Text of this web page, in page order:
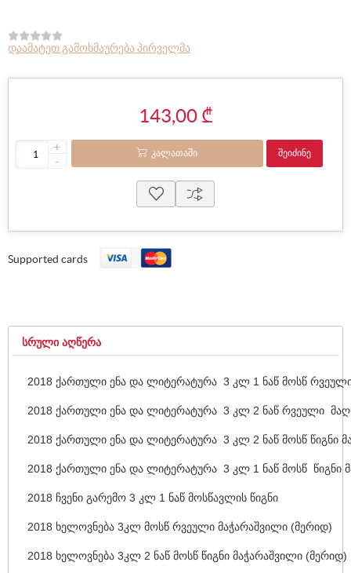
დაამატეთ გამოხმაურება პირველმა
143,00 ₾
+
-
ᲙᲐᲚᲐᲗᲐᲨᲘ ᲨᲔᲘᲫᲘᲜᲔ
Supported cards
ᲡᲠᲣᲚᲘ ᲐᲦᲬᲔᲠᲐ
2018 ქართული ენა და ლიტერატურა 3 კლ 1 ნაწ მოსწ
2018 ქართული ენა და ლიტერატურა 3 კლ 2 ნაწ რვეული
2018 ქართული ენა და ლიტერატურა 3 კლ 2 ნაწ მოსწ წიგნი
2018 ქართული ენა და ლიტერატურა 3 კლ 1 ნაწ მოსწ წიგნი
2018 ჩვენი გარემო 3 კლ 1 ნაწ მოსწავლის წიგნი
2018 ხელოვნება 3კლ მოსწ რვეული მაჭარაშვილი (მერიდ)
2018 ხელოვნება 3კლ 2 ნაწ მოსწ წიგნი მაჭარაშვილი (მერიდ)